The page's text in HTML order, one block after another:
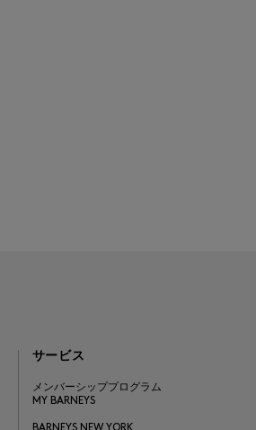
サービス
メンバーシッププログラム
MY BARNEYS